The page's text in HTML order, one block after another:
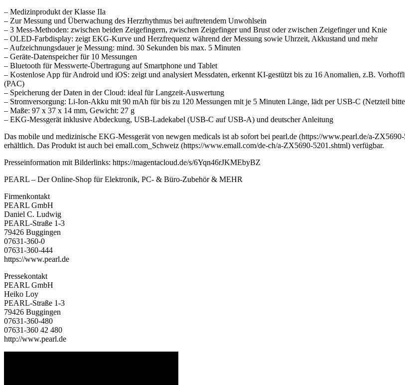
– Medizinprodukt der Klasse IIa
– Zur Messung und Überwachung des Herzrhythmus bei auftretendem Unwohlsein
– 3 Mess-Methoden: zwischen beiden Zeigefingern, zwischen Zeigefinger und Brust oder zwischen Zeigefinger und Knie
– OLED-Farbdisplay: zeigt EKG-Kurve und Herzfrequenz während der Messung sowie Uhrzeit, Akkustand und mehr
– Aufzeichnungsdauer je Messung: mind. 30 Sekunden bis max. 5 Minuten
– Geräte-Datenspeicher für 10 Messungen
– Bluetooth für Messwerte-Übertragung auf Smartphone und Tablet
– Kostenlose App für Android und iOS: zeigt und analysiert Messdaten, erkennt KI-gestützt bis zu 16 Anomalien, z.B.
(PAC)
– Speicherung der Daten in der Cloud: ideal für Langzeit-Auswertung
– Stromversorgung: Li-Ion-Akku mit 90 mAh für bis zu 120 Messungen mit je 5 Minuten Länge, lädt per USB-C (Netzteil
– Maße: 97 x 37 x 14 mm, Gewicht: 27 g
– EKG-Messgerät inklusive Abdeckung, USB-Ladekabel (USB-C auf USB-A) und deutscher Anleitung
Das mobile und medizinische EKG-Messgerät von newgen medicals ist ab sofort bei pearl.de (https://www.pearl.de/a-
erhältlich. Das Produkt ist auch bei emall.com_Schweiz (https://www.emall.com/de-ch/a-ZX5690-5201.shtml) verfügbar.
Presseinformation mit Bilderlinks: https://magentacloud.de/s/6Yqn46rJKMEbyBZ
PEARL – Der Online-Shop für Elektronik, PC- & Büro-Zubehör & MEHR
Firmenkontakt
PEARL GmbH
Daniel C. Ludwig
PEARL-Straße 1-3
79426 Buggingen
07631-360-0
07631-360-444
https://www.pearl.de
Pressekontakt
PEARL GmbH
Heiko Loy
PEARL-Straße 1-3
79426 Buggingen
07631-360-480
07631-360 42 480
http://www.pearl.de